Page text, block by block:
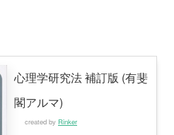
心理学研究法 補訂版 (有斐
閣アルマ)
created by Rinker